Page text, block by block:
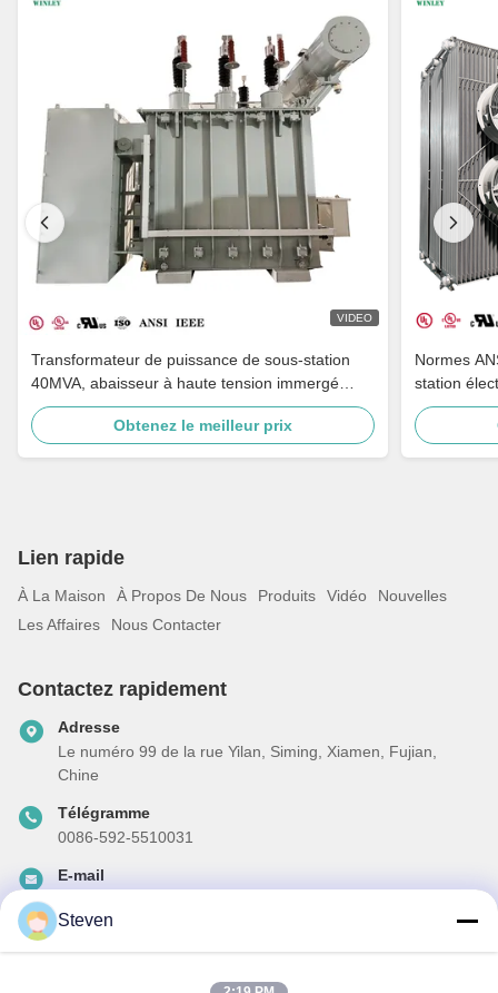
VIDEO
Transformateur de puissance de sous-station
40MVA, abaisseur à haute tension immergé
dans l'huile, 44KV aux normes ANSI IEEE
34.5KV
Obtenez le meilleur prix
Normes
station
solubles
Lien rapide
À La Maison À Propos De Nous Produits Vidéo
Nouvelles
Les Affaires
Nous Contacter
Contactez rapidement
Adresse
Le numéro 99 de la rue Yilan, Siming, Xiamen, Fujian,
Chine
Télégramme
0086-592-5510031
E-mail
Steven